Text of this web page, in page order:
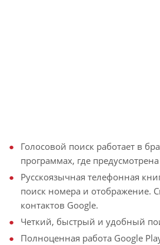
Голосовой поиск работает в
программах, где
Русскоязычная телефонная
поиск номера и отображение.
контактов Google.
Четкий, быстрый и удобный
Полноценная работа Google